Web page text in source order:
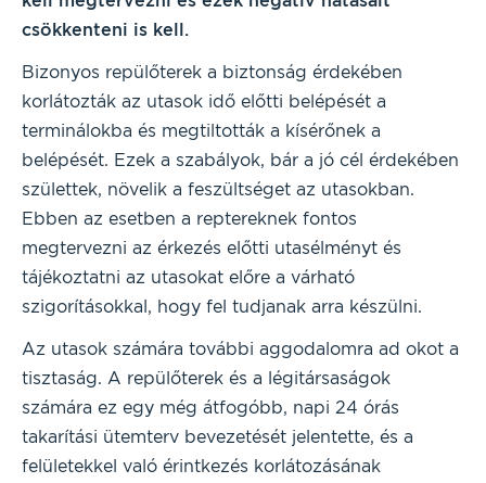
csökkenteni is kell.
Bizonyos repülőterek a biztonság érdekében
korlátozták az utasok idő előtti belépését a
terminálokba és megtiltották a kísérőnek a
belépését. Ezek a szabályok, bár a jó cél érdekében
születtek, növelik a feszültséget az utasokban.
Ebben az esetben a reptereknek fontos
megtervezni az érkezés előtti utasélményt és
tájékoztatni az utasokat előre a várható
szigorításokkal, hogy fel tudjanak arra készülni.
Az utasok számára további aggodalomra ad okot a
tisztaság. A repülőterek és a légitársaságok
számára ez egy még átfogóbb, napi 24 órás
takarítási ütemterv bevezetését jelentette, és a
felületekkel való érintkezés korlátozásának